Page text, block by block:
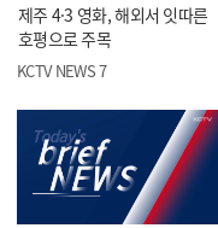
제주 4·3 영화, 해외서 잇따른
호평으로 주목
KCTV NEWS 7